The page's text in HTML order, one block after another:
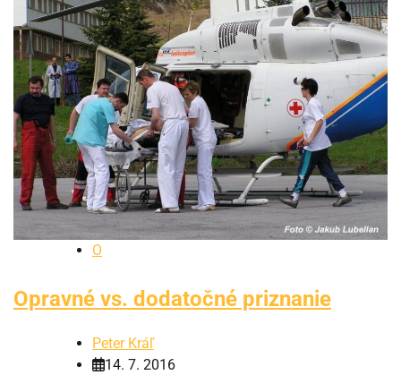
O
Opravné vs. dodatočné priznanie
Peter Kráľ
14. 7. 2016